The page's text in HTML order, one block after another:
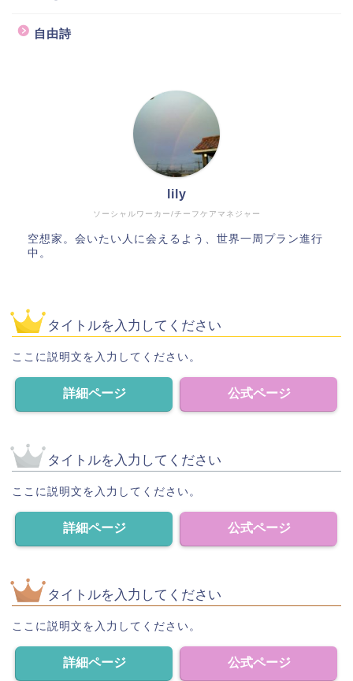
自由詩
ソーシャルワーカー/チーフケアマネジャー
lily
空想家。会いたい人に会えるよう、世界一周プラン進行
中。
タイトルを入力してください
ここに説明文を入力してください。
詳細ページ 公式ページ
タイトルを入力してください
ここに説明文を入力してください。
詳細ページ 公式ページ
タイトルを入力してください
ここに説明文を入力してください。
詳細ページ 公式ページ